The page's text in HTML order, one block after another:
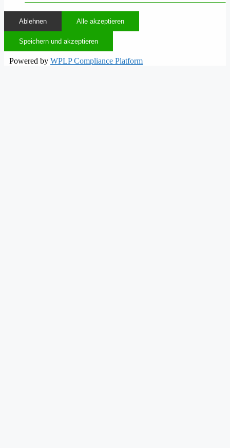
Ablehnen Alle akzeptieren
Speichern und akzeptieren
Powered by WPLP Compliance Platform